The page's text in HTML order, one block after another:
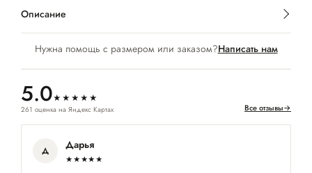
Нужна помощь с размером или заказом?Написать нам
5.0★★★★★
261 оценка на Яндекс Картах Все отзывы→
Д Дарья
★★★★★
Описание